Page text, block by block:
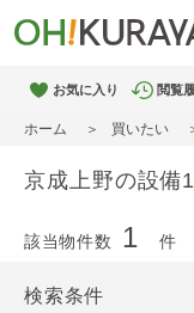
お気に入り 閲覧
ホーム 買いたい
京成上野の設備
該当物件数 1 件
検索条件